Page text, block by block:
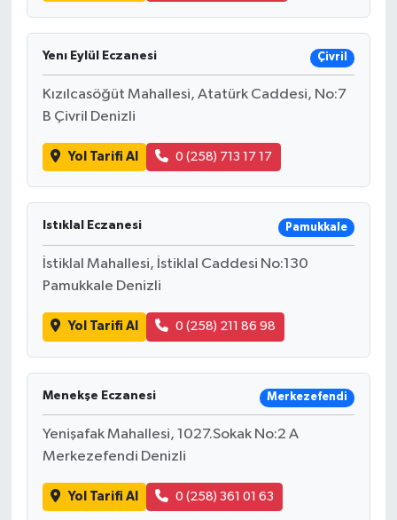
Yenı Eylül Eczanesi Çivril
Kızılcasöğüt Mahallesi, Atatürk Caddesi, No:7
B Çivril Denizli
Yol Tarifi Al 0 (258) 713 17 17
Istıklal Eczanesi Pamukkale
İstiklal Mahallesi, İstiklal Caddesi No:130
Pamukkale Denizli
Yol Tarifi Al 0 (258) 211 86 98
Menekşe Eczanesi Merkezefendi
Yenişafak Mahallesi, 1027.Sokak No:2 A
Merkezefendi Denizli
Yol Tarifi Al 0 (258) 361 01 63